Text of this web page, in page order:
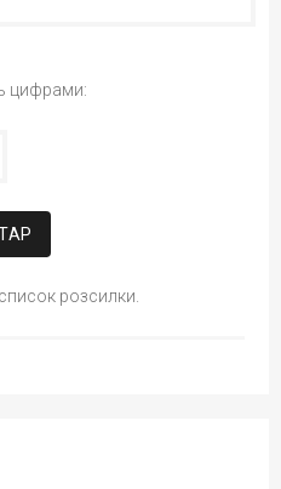
цифрами:
розсилки.